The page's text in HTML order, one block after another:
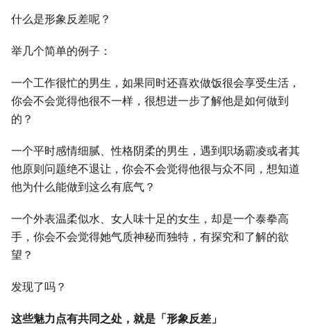
什么是形象反差呢？
举几个简单的例子：
一个工作很忙的男生，如果同时还喜欢做饭很会享受生活，
你会不会觉得他很不一样，很想进一步了解他是如何做到
的？
一个平时感情细腻、性格阴柔的男生，遇到职场霸凌或者其
他原则问题绝不退让，你会不会觉得他很与众不同，想知道
他为什么能做到这么有底气？
一个外表温柔似水、女人味十足的女生，却是一个泰拳高
手，你会不会觉得她气质神秘而独特，有探究和了解的欲
望？
发现了吗？
这些魅力点有共同之处，就是「形象反差」